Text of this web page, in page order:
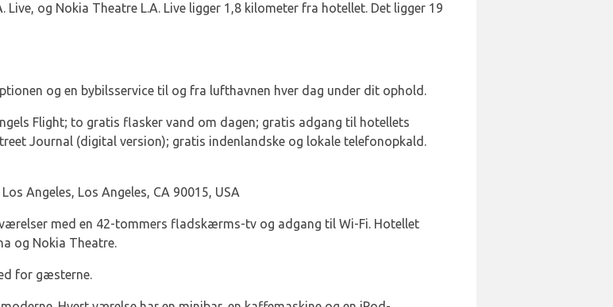
og Nokia Theatre L.A. Live ligger 1,8 kilometer fra hotellet. Det ligger 19
og en bybilsservice til og fra lufthavnen hver dag under dit ophold.
Flight; to gratis flasker vand om dagen; gratis adgang til hotellets
Journal (digital version); gratis indenlandske og lokale telefonopkald.
Angeles, Los Angeles, CA 90015, USA
med en 42-tommers fladskærms-tv og adgang til Wi-Fi. Hotellet
og Nokia Theatre.
for gæsterne.